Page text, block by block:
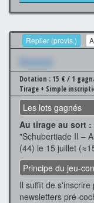
Replier (provis.)
Xxxxxxx
Dotation : 15 € / 1
Tirage + Simple
Les lots gagnés
Au tirage au sort :
"Schubertiade II –
(44) le 15 juillet
Principe du jeu-
Il suffit de
newsletters pré-